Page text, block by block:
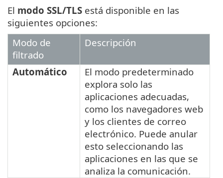
El modo SSL/TLS está disponible en las
siguientes opciones:
Modo de
filtrado
Descripción
Automático
El modo predeterminado
explora solo las
aplicaciones adecuadas,
como los navegadores web
y los clientes de correo
electrónico. Puede anular
esto seleccionando las
aplicaciones en las que se
analiza la comunicación.